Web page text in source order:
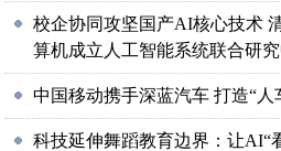
校企协同攻坚国产AI核心技术
算机成立人工智能系统联合研
中国移动携手深蓝汽车 打造“人
科技延伸舞蹈教育边界：让AI“